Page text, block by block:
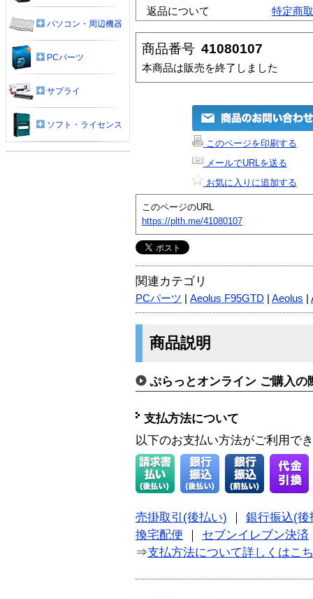
返品について
特定商
商品番号 41080107
本商品は販売を終了しました
このページを印刷する
メールでURLを送る
お気に入りに追加する
このページのURL
https://plth.me/41080107
関連カテゴリ
PCパーツ Aeolus F95GTD Aeolus
商品説明
ぷらっとオンライン ご購入の
支払方法について
以下のお支払い方法がご利用で
売掛取引(後払い)
銀行振込(後
換宅配便
セブンイレブン決済
⇒支払方法について詳しくはこ
パソコン・周辺機器
PCパーツ
サプライ
ソフト・ライセンス